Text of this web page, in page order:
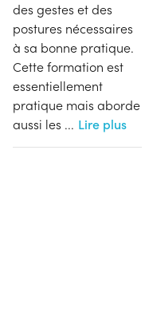
des gestes et des
postures nécessaires
à sa bonne pratique.
Cette formation est
essentiellement
pratique mais aborde
aussi les ... Lire plus